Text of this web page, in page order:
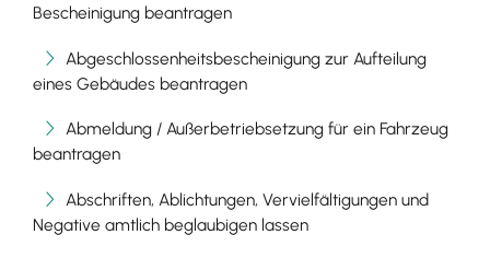
Bescheinigung beantragen
Abgeschlossenheitsbescheinigung zur Aufteilung
eines Gebäudes beantragen
Abmeldung / Außerbetriebsetzung für ein Fahrzeug
beantragen
Abschriften, Ablichtungen, Vervielfältigungen und
Negative amtlich beglaubigen lassen